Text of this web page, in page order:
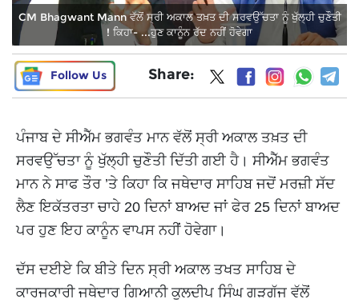
CM Bhagwant Mann ਵੱਲੋਂ ਸ੍ਰੀ ਅਕਾਲ ਤਖ਼ਤ ਦੀ ਸਰਵਉੱਚਤਾ ਨੂੰ ਖੁੱਲ੍ਹੀ ਚੁਣੌਤੀ
! ਕਿਹਾ- ...ਹੁਣ ਕਾਨੂੰਨ ਰੱਦ ਨਹੀਂ ਹੋਵੇਗਾ
Follow Us Share:
ਪੰਜਾਬ ਦੇ ਸੀਐੱਮ ਭਗਵੰਤ ਮਾਨ ਵੱਲੋਂ ਸ੍ਰੀ ਅਕਾਲ ਤਖ਼ਤ ਦੀ
ਸਰਵਉੱਚਤਾ ਨੂੰ ਖੁੱਲ੍ਹੀ ਚੁਣੌਤੀ ਦਿੱਤੀ ਗਈ ਹੈ। ਸੀਐੱਮ ਭਗਵੰਤ
ਮਾਨ ਨੇ ਸਾਫ ਤੌਰ ’ਤੇ ਕਿਹਾ ਕਿ ਜਥੇਦਾਰ ਸਾਹਿਬ ਜਦੋਂ ਮਰਜ਼ੀ ਸੱਦ
ਲੈਣ ਇਕੱਤਰਤਾ ਚਾਹੇ 20 ਦਿਨਾਂ ਬਾਅਦ ਜਾਂ ਫੇਰ 25 ਦਿਨਾਂ ਬਾਅਦ
ਪਰ ਹੁਣ ਇਹ ਕਾਨੂੰਨ ਵਾਪਸ ਨਹੀਂ ਹੋਵੇਗਾ।
ਦੱਸ ਦਈਏ ਕਿ ਬੀਤੇ ਦਿਨ ਸ੍ਰੀ ਅਕਾਲ ਤਖਤ ਸਾਹਿਬ ਦੇ
ਕਾਰਜਕਾਰੀ ਜਥੇਦਾਰ ਗਿਆਨੀ ਕੁਲਦੀਪ ਸਿੰਘ ਗੜਗੱਜ ਵੱਲੋਂ